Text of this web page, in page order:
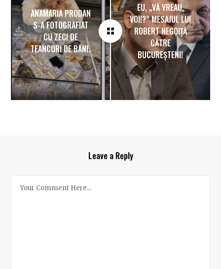
ANAMARIA PRODAN
S-A FOTOGRAFIAT
CU ZECI DE
TEANCURI DE BANI.
EU, „VĂ VREAU,
VOI!?” MESAJUL LUI
ROBERT NEGOIȚĂ
CĂTRE
BUCUREȘTENI!
Leave a Reply